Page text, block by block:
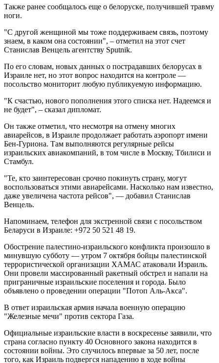
Также ранее сообщалось еще о белоруске, получившей травму
ноги.
"С другой женщиной мы тоже поддерживаем связь, поэтому
знаем, в каком она состоянии", – отметил на этот счет
Станислав Венцель агентству Sputnik.
По его словам, новых данных о пострадавших белорусах в
Израиле нет, но этот вопрос находится на контроле —
посольство мониторит любую публикуемую информацию.
"К счастью, нового пополнения этого списка нет. Надеемся и
не будет", – сказал дипломат.
Он также отметил, что несмотря на отмену многих
авиарейсов, в Израиле продолжает работать аэропорт имени
Бен-Гуриона. Там выполняются регулярные рейсы
израильских авиакомпаний, в том числе в Москву, Тбилиси и
Стамбул.
"Те, кто заинтересован срочно покинуть страну, могут
воспользоваться этими авиарейсами. Насколько нам известно,
даже увеличена частота рейсов", — добавил Станислав
Венцель.
Напоминаем, телефон для экстренной связи с посольством
Беларуси в Израиле: +972 50 521 48 19.
Обострение палестино-израильского конфликта произошло в
минувшую субботу — утром 7 октября бойцы палестинской
террористической организации ХАМАС атаковали Израиль.
Они провели массированный ракетный обстрел и напали на
приграничные израильские поселения и города. Было
объявлено о проведении операции "Потоп Аль-Акса".
В ответ израильская армия начала военную операцию
"Железные мечи" против сектора Газа.
Официальные израильские власти в воскресенье заявили, что
страна согласно пункту 40 Основного закона находится в
состоянии войны. Это случилось впервые за 50 лет, после
того, как Израиль подвергся нападению в ходе войны